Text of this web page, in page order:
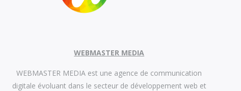
WEBMASTER MEDIA
WEBMASTER MEDIA est une agence de communication
digitale évoluant dans le secteur de développement web et